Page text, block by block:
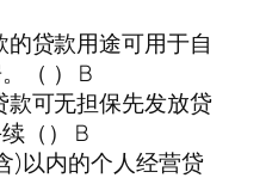
的贷款用途可用于自
（ ） B
款可无担保先发放贷
（） B
)以内的个人经营贷